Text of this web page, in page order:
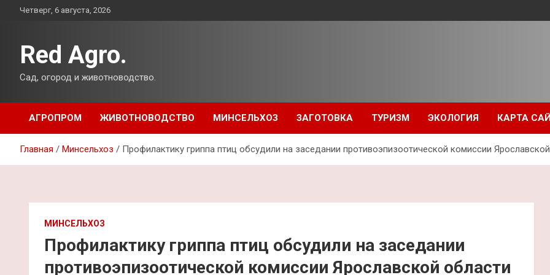
ПерейтиЧетверг, 6 августа, 2026
Red Agro.
Сад, огород и животноводство.
АГРОПРОМ ЖИВОТНОВОДСТВО МИНСЕЛЬХОЗ ЗАГОТОВКА ТУРИЗМ ЭКОЛОГИЯ КАРТА
Главная Минсельхоз Профилактику гриппа птиц обсудили на заседании противоэпизоотической комиссии
МИНСЕЛЬХОЗ
Профилактику гриппа птиц обсудили на заседании
противоэпизоотической комиссии Ярославской области